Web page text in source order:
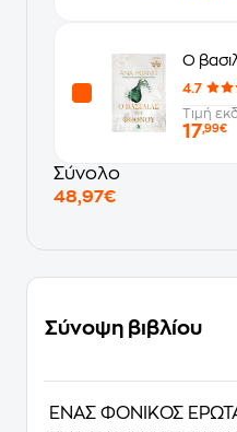
O
4.7
Τιμή
17,99€
Σύνολο
48,97€
Σύνοψη βιβλίου
ΕΝΑΣ ΦΟΝΙΚΟΣ